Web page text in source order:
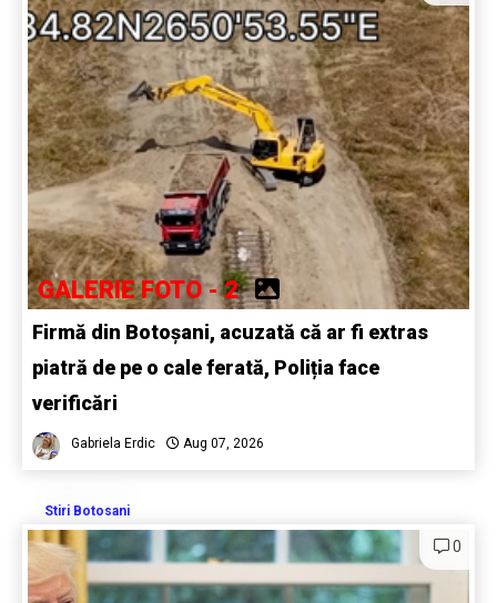
GALERIE FOTO - 2
Firmă din Botoșani, acuzată că ar fi extras
piatră de pe o cale ferată, Poliția face
verificări
Gabriela Erdic Aug 07, 2026
Stiri Botosani
0